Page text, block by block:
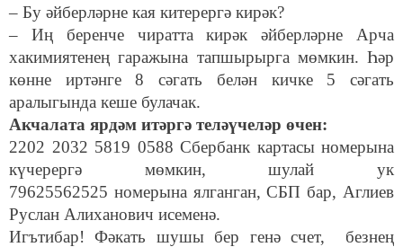
– Бу әйберләрне кая китерергә кирәк?
– Иң беренче чиратта кирәк әйберләрне Арча
хакимиятенең гаражына тапшырырга мөмкин. Һәр
көнне иртәнге 8 сәгать белән кичке 5 сәгать
аралыгында кеше булачак.
Акчалата ярдәм итәргә теләүчеләр өчен:
2202 2032 5819 0588 Сбербанк картасы номерына
күчерергә мөмкин, шулай ук
79625562525 номерына ялганган, СБП бар, Аглиев
Руслан Алиханович исеменә.
Игътибар! Фәкать шушы бер генә счет, безнең